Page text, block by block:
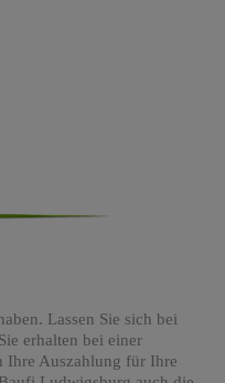
Lassen Sie sich bei
erhalten bei einer
Ihre Auszahlung für Ihre